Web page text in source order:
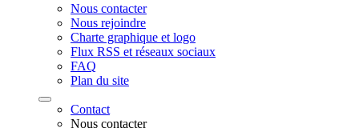
Nous contacter
Nous rejoindre
Charte graphique et logo
Flux RSS et réseaux sociaux
FAQ
Plan du site
Contact
Nous contacter